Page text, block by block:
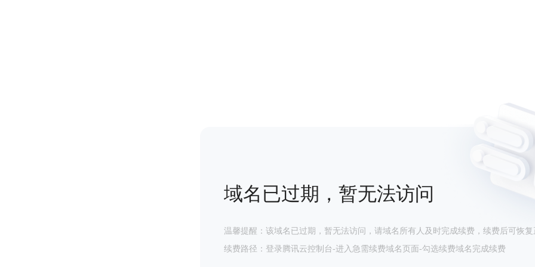
域名已过期，暂无法访问
温馨提醒：该域名已过期，暂无法访问，请域名所有人及时完成续费，续费后可恢复
续费路径：登录腾讯云控制台-进入急需续费域名页面-勾选续费域名完成续费